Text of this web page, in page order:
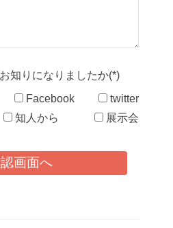
知りになりましたか(*)
Facebook
twitter
知人から
展示会